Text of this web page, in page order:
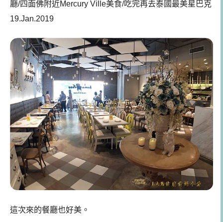
廳/四面佛附近Mercury Ville美食/吃完再去泰國最美星巴克
19.Jan.2019
這次來的餐廳也好美。